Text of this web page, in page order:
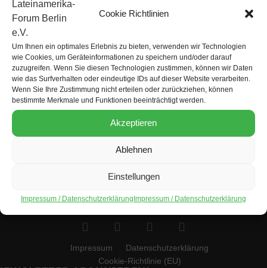
Cookie Richtlinien
Um Ihnen ein optimales Erlebnis zu bieten, verwenden wir Technologien
wie Cookies, um Geräteinformationen zu speichern und/oder darauf
zuzugreifen. Wenn Sie diesen Technologien zustimmen, können wir Daten
wie das Surfverhalten oder eindeutige IDs auf dieser Website verarbeiten.
Wenn Sie Ihre Zustimmung nicht erteilen oder zurückziehen, können
bestimmte Merkmale und Funktionen beeinträchtigt werden.
Akzeptieren
Ablehnen
Einstellungen
Impressum / DatenschutzerklärungImpressum / Datenschutzerklärung
KONTAKT
Lateinamerika-Forum Berlin e.V. c/o SEKIS
Bismarckstraße 101, D-10625 Berlin
https://lateinamerikaforum-berlin.de
Mitmachen!
Impressum
Datenschutzerklärung
Cookie-Richtlinie (EU)